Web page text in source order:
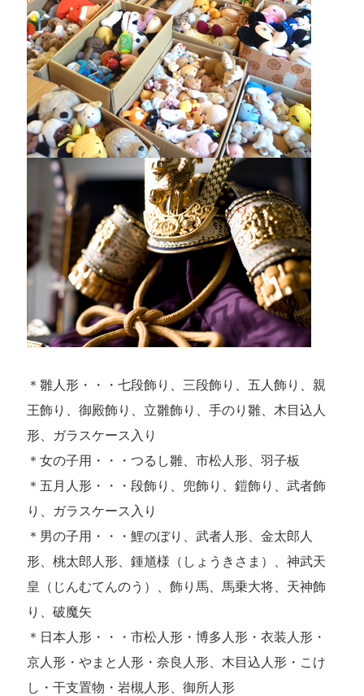
＊雛人形・・・七段飾り、三段飾り、五人飾り、親
王飾り、御殿飾り、立雛飾り、手のり雛、木目込人
形、ガラスケース入り
＊女の子用・・・つるし雛、市松人形、羽子板
＊五月人形・・・段飾り、兜飾り、鎧飾り、武者飾
り、ガラスケース入り
＊男の子用・・・鯉のぼり、武者人形、金太郎人
形、桃太郎人形、鍾馗様（しょうきさま）、神武天
皇（じんむてんのう）、飾り馬、馬乗大将、天神飾
り、破魔矢
＊日本人形・・・市松人形・博多人形・衣装人形・
京人形・やまと人形・奈良人形、木目込人形・こけ
し・干支置物・岩槻人形、御所人形